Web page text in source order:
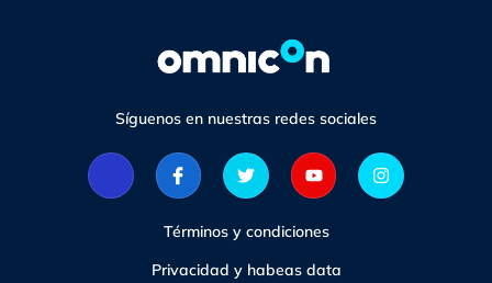
Síguenos en nuestras redes sociales
Términos y condiciones
Privacidad y habeas data